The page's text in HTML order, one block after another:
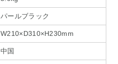
パールブラック
W210×D310×H230mm
中国